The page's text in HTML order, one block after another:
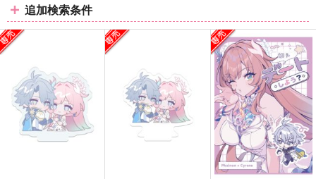
ム
表
示
ム
表
示
ム
表
示
追加検索条件